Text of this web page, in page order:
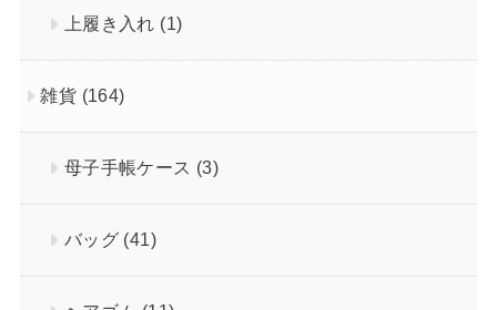
上履き入れ (1)
雑貨 (164)
母子手帳ケース (3)
バッグ (41)